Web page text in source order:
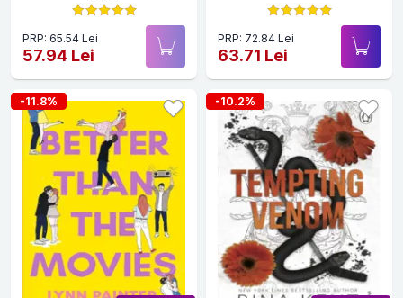
PRP: 65.54 Lei
57.94 Lei
PRP: 72.84 Lei
63.71 Lei
-11.8% -10.2%